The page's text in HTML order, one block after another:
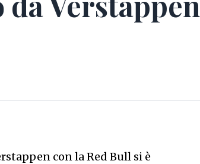
con la Red Bull si è